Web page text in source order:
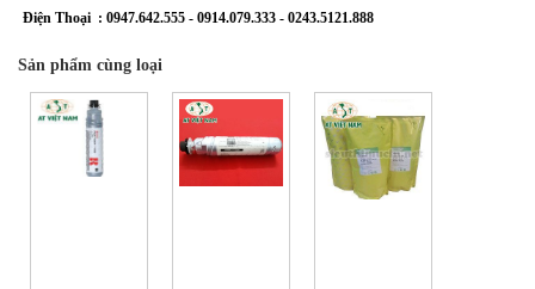
Điện Thoại : 0947.642.555 - 0914.079.333 - 0243.5121.888
Sản phẩm cùng loại